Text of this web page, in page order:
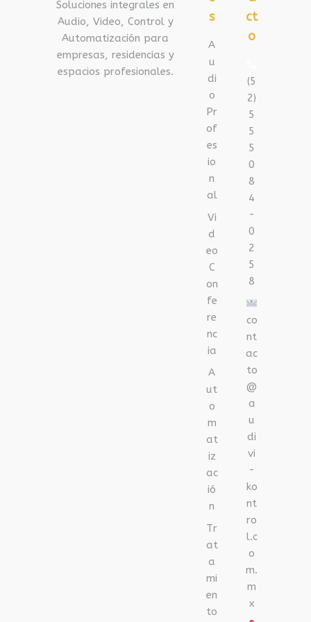
Soluciones integrales en
Audio, Video, Control y
Automatización para
empresas, residencias y
espacios profesionales.
s
A
u
di
o
Pr
of
es
io
n
al
Vi
d
eo
C
on
fe
re
nc
ia
A
ut
o
m
at
iz
ac
ió
n
Tr
at
a
mi
en
to
ct
o
(5
2)
5
5
5
0
8
4
-
0
2
5
8
co
nt
ac
to
@
a
u
di
vi
-
ko
nt
ro
l.c
o
m.
m
x